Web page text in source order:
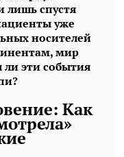
лишь спустя
уже
носителей
мир
ли эти события
Как